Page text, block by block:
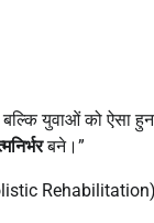
बल्कि युवाओं को
बने।”